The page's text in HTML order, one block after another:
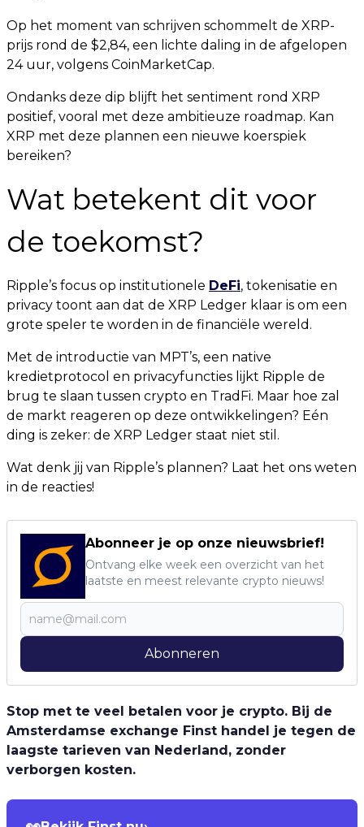
Op het moment van schrijven schommelt de XRP-
prijs rond de $2,84, een lichte daling in de afgelopen
24 uur, volgens CoinMarketCap.
Ondanks deze dip blijft het sentiment rond XRP
positief, vooral met deze ambitieuze roadmap. Kan
XRP met deze plannen een nieuwe koerspiek
bereiken?
Wat betekent dit voor
de toekomst?
Ripple’s focus op institutionele DeFi, tokenisatie en
privacy toont aan dat de XRP Ledger klaar is om een
grote speler te worden in de financiële wereld.
Met de introductie van MPT’s, een native
kredietprotocol en privacyfuncties lijkt Ripple de
brug te slaan tussen crypto en TradFi. Maar hoe zal
de markt reageren op deze ontwikkelingen? Eén
ding is zeker: de XRP Ledger staat niet stil.
Wat denk jij van Ripple’s plannen? Laat het ons weten
in de reacties!
Abonneer je op onze nieuwsbrief!
Ontvang elke week een overzicht van het
laatste en meest relevante crypto nieuws!
Abonneren
Stop met te veel betalen voor je crypto. Bij de
Amsterdamse exchange Finst handel je tegen de
laagste tarieven van Nederland, zonder
verborgen kosten.